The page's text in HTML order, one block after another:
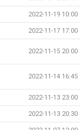
2022-11-19 10:00
2022-11-17 17:00
2022-11-15 20:00
2022-11-14 16:45
2022-11-13 23:00
2022-11-13 20:30